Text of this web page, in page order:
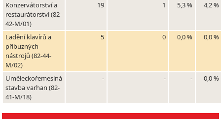
Konzervátorství a
restaurátorství (82-
42-M/01)
19 1 5,3 % 4,2 %
Ladění klavírů a
příbuzných
nástrojů (82-44-
M/02)
5 0 0,0 % 0,0 %
Uměleckořemeslná
stavba varhan (82-
41-M/18)
- - - 0,0 %